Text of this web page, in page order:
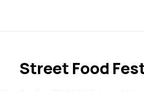
Street Food